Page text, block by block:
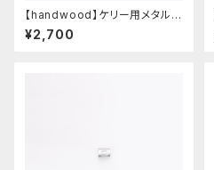
【handwood】ケリー用メタルグ
¥2,700